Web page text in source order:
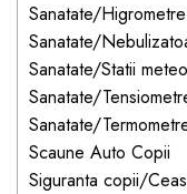
Sanatate/Higrometre
Sanatate/
Sanatate/Statii meteo
Sanatate/
Sanatate/
Scaune Auto Copii
Siguranta copii/